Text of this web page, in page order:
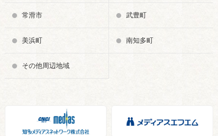
常滑市 武豊町
美浜町 南知多町
その他周辺地域